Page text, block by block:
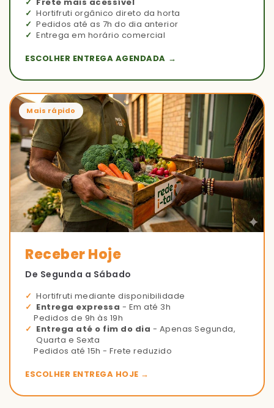
Hortifruti orgânico direto da horta
Pedidos até as 7h do dia anterior
Entrega em horário comercial
ESCOLHER ENTREGA AGENDADA →
Mais rápido
Receber Hoje
De Segunda a Sábado
Hortifruti mediante disponibilidade
Entrega expressa - Em até 3h
Pedidos de 9h às 19h
Entrega até o fim do dia - Apenas Segunda,
Quarta e Sexta
Pedidos até 15h - Frete reduzido
ESCOLHER ENTREGA HOJE →